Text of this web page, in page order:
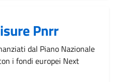
Pnrr
dal Piano Nazionale
i fondi europei Next